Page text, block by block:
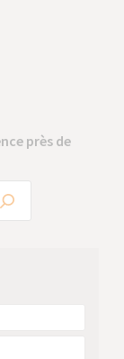
près de